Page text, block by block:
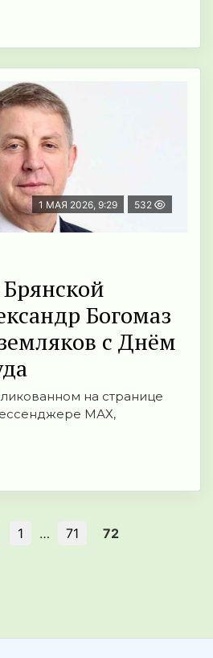
1 МАЯ 2026, 9:29 532
Богомаз
с Днём
на странице
МАХ,
1 … 71 72